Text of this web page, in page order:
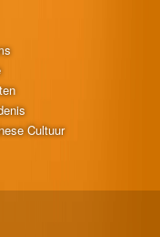
Cultuur